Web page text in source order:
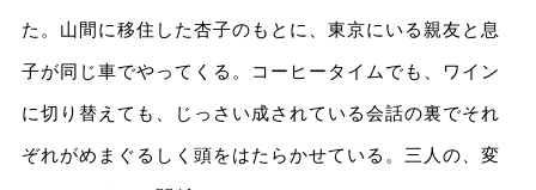
た。山間に移住した杏子のもとに、東京にいる親友と息
子が同じ車でやってくる。コーヒータイムでも、ワイン
に切り替えても、じっさい成されている会話の裏でそれ
ぞれがめまぐるしく頭をはたらかせている。三人の、変